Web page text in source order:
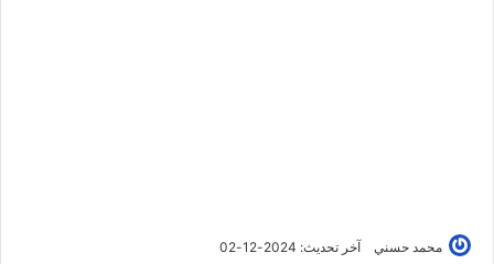
محمد حسني آخر تحديث: 2024-12-02